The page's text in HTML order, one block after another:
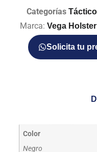
Categorías
Marca: Vega Holster
Solicita tu
Color
Negro